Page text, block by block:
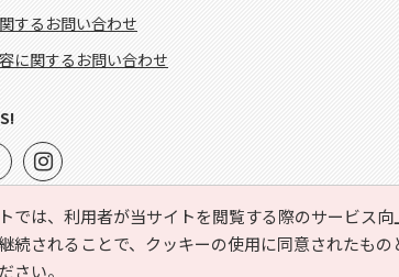
では、利用者が当サイトを閲覧する際のサービス
続されることで、クッキーの使用に同意されたもの
さい。
するお問い合わせ
に関するお問い合わせ